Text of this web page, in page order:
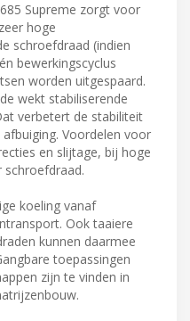
Supreme zorgt voor
hoge
schroefdraad (indien
bewerkingscyclus
worden uitgespaard.
wekt stabiliserende
verbetert de stabiliteit
Voordelen voor
en slijtage, bij hoge
schroefdraad.
koeling vanaf
Ook taaiere
kunnen daarmee
toepassingen
zijn te vinden in